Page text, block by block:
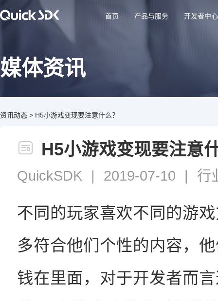
首页 产品与服务 开发者中心
媒体资讯
资讯动态 > H5小游戏变现要注意什么？
H5小游戏变现要注意
QuickSDK | 2019-07-10 | 行
不同的玩家喜欢不同的游
多符合他们个性的内容，
钱在里面，对于开发者而